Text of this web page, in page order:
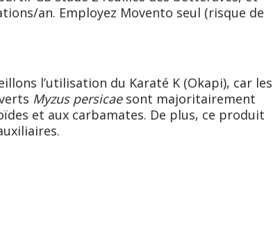
an. Employez Movento seul (risque de
l’utilisation du Karaté K (Okapi), car les
Myzus persicaesont majoritairement
et aux carbamates. De plus, ce produit